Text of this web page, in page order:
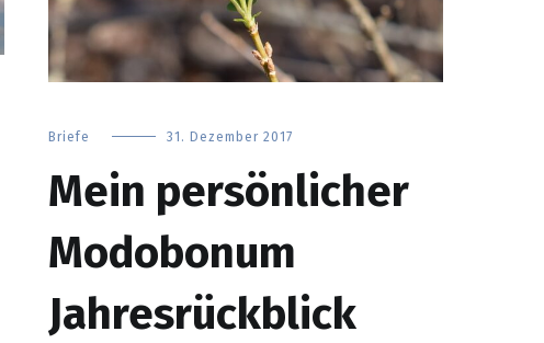
Briefe 31. Dezember 2017
Mein persönlicher
Modobonum
Jahresrückblick